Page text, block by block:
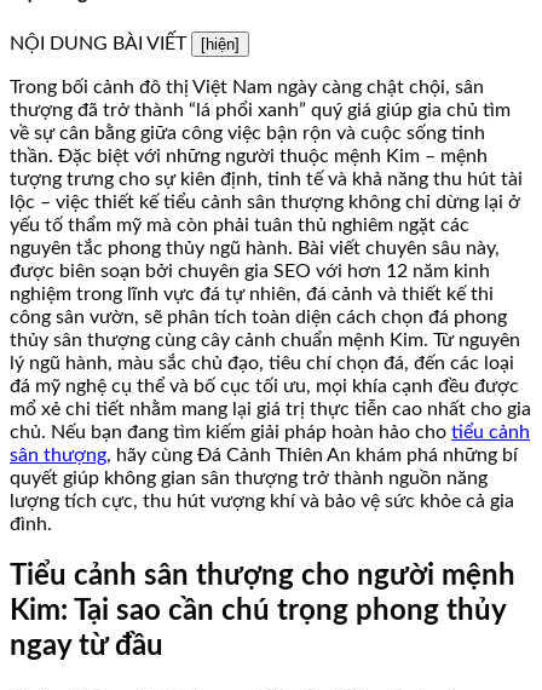
NỘI DUNG BÀI VIẾT [hiện]
Trong bối cảnh đô thị Việt Nam ngày càng chật chội, sân
thượng đã trở thành “lá phổi xanh” quý giá giúp gia chủ tìm
về sự cân bằng giữa công việc bận rộn và cuộc sống tinh
thần. Đặc biệt với những người thuộc mệnh Kim – mệnh
tượng trưng cho sự kiên định, tinh tế và khả năng thu hút tài
lộc – việc thiết kế tiểu cảnh sân thượng không chỉ dừng lại ở
yếu tố thẩm mỹ mà còn phải tuân thủ nghiêm ngặt các
nguyên tắc phong thủy ngũ hành. Bài viết chuyên sâu này,
được biên soạn bởi chuyên gia SEO với hơn 12 năm kinh
nghiệm trong lĩnh vực đá tự nhiên, đá cảnh và thiết kế thi
công sân vườn, sẽ phân tích toàn diện cách chọn đá phong
thủy sân thượng cùng cây cảnh chuẩn mệnh Kim. Từ nguyên
lý ngũ hành, màu sắc chủ đạo, tiêu chí chọn đá, đến các loại
đá mỹ nghệ cụ thể và bố cục tối ưu, mọi khía cạnh đều được
mổ xẻ chi tiết nhằm mang lại giá trị thực tiễn cao nhất cho gia
chủ. Nếu bạn đang tìm kiếm giải pháp hoàn hảo cho tiểu cảnh
sân thượng, hãy cùng Đá Cảnh Thiên An khám phá những bí
quyết giúp không gian sân thượng trở thành nguồn năng
lượng tích cực, thu hút vượng khí và bảo vệ sức khỏe cả gia
đình.
Tiểu cảnh sân thượng cho người mệnh
Kim: Tại sao cần chú trọng phong thủy
ngay từ đầu